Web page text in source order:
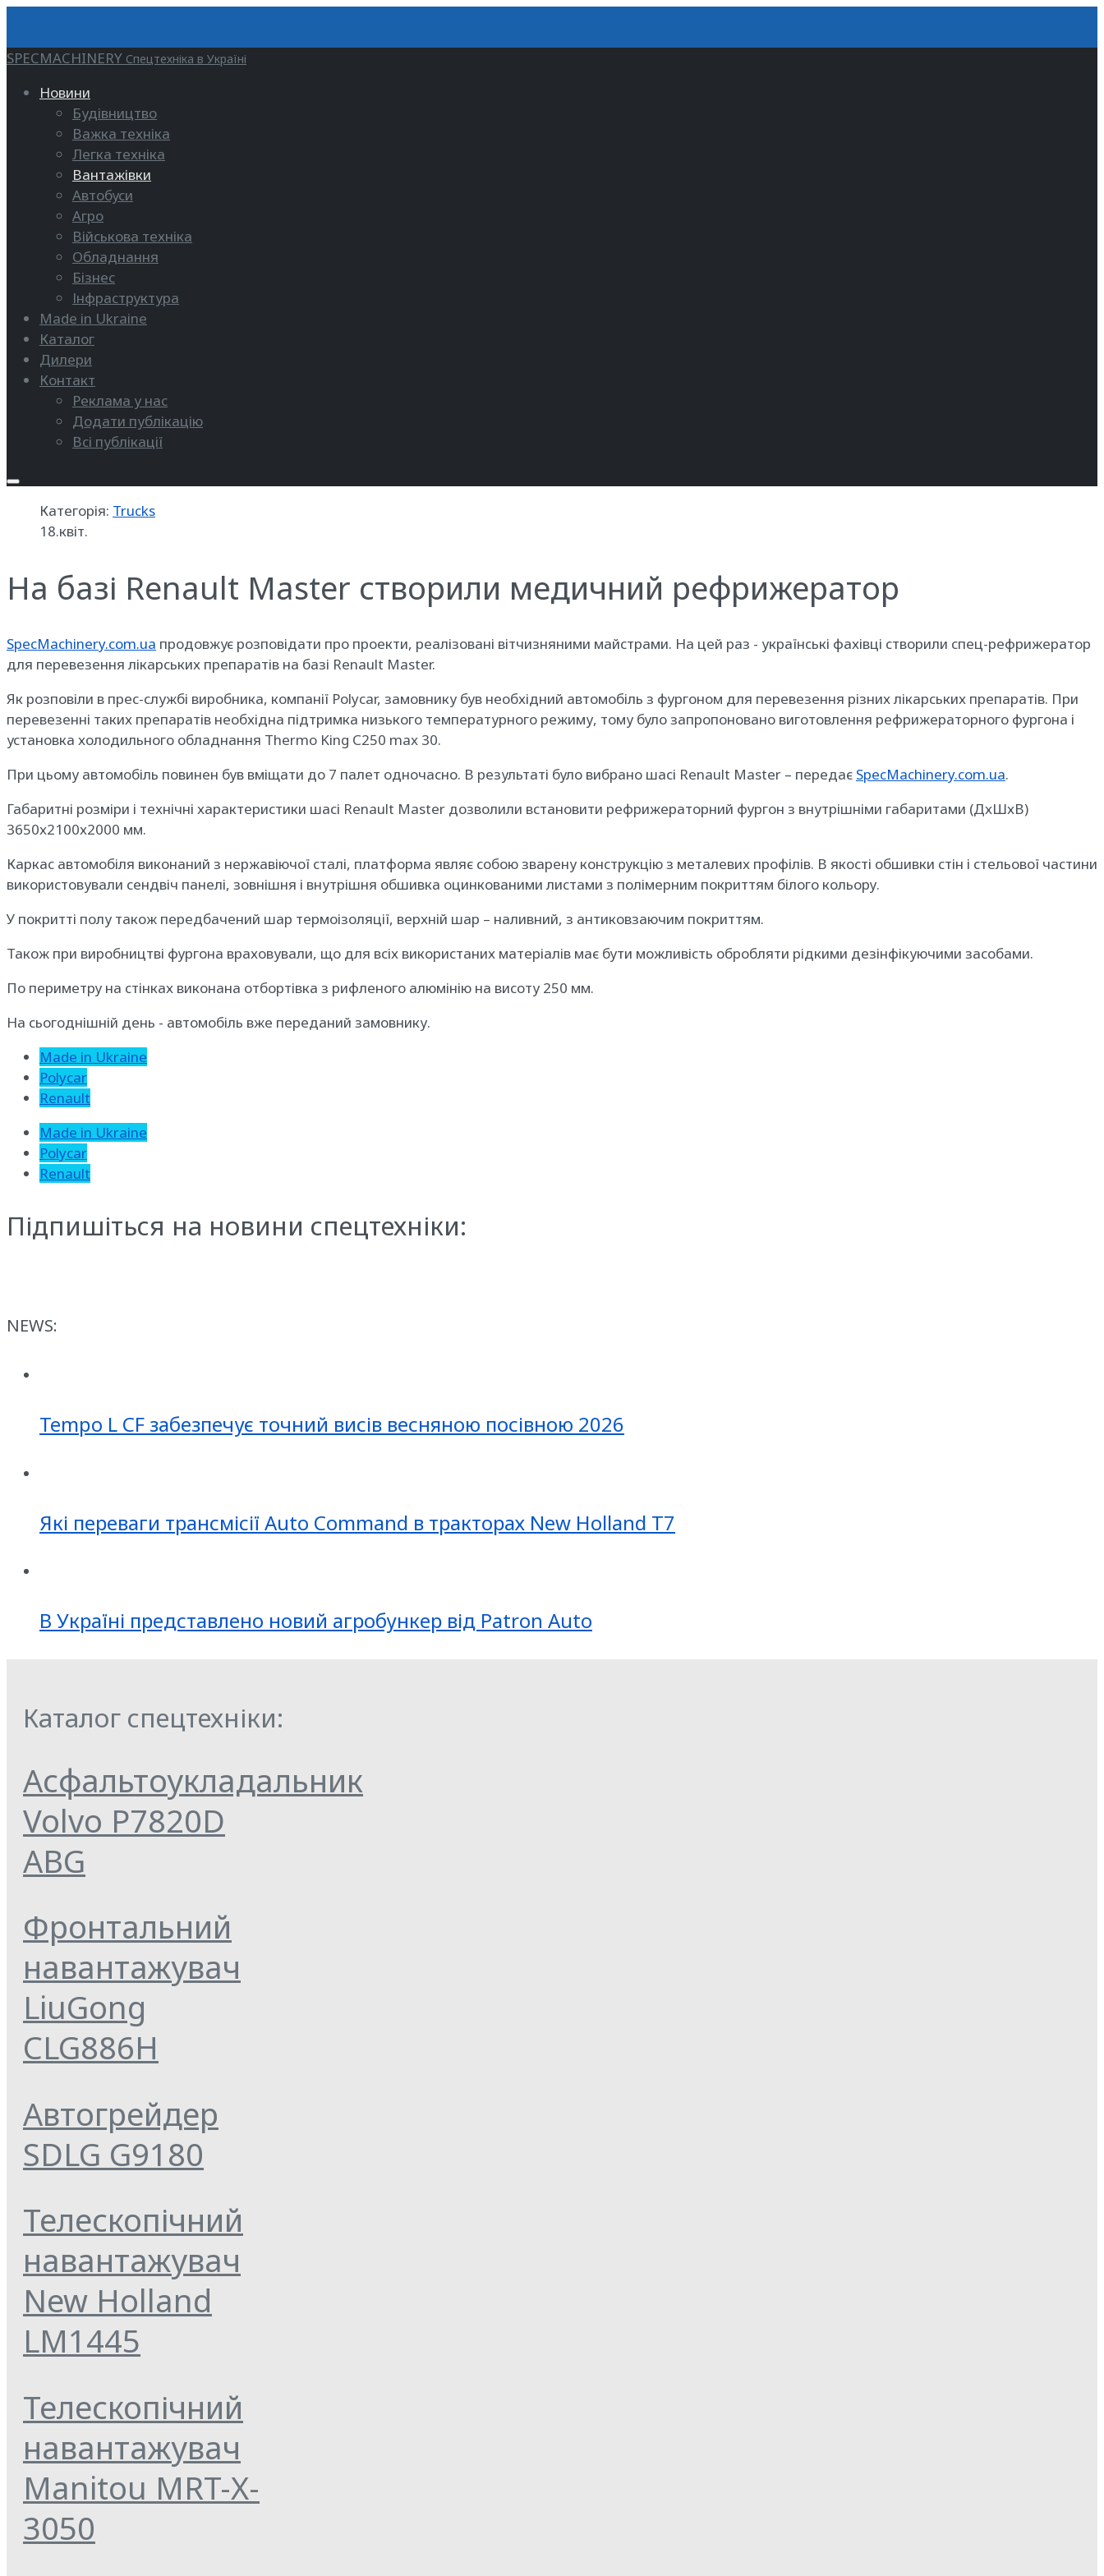
SPECMACHINERY Спецтехніка в Україні
Новини
Будівництво
Важка техніка
Легка техніка
Вантажівки
Автобуси
Агро
Військова техніка
Обладнання
Бізнес
Інфраструктура
Made in Ukraine
Каталог
Дилери
Контакт
Реклама у нас
Додати публікацію
Всі публікації
Категорія: Trucks
18.квіт.
На базі Renault Master створили медичний рефрижератор
SpecMachinery.com.ua продовжує розповідати про проекти, реалізовані вітчизняними майстрами. На цей раз - українські фахівці створили спец-рефрижератор
для перевезення лікарських препаратів на базі Renault Master.
Як розповіли в прес-службі виробника, компанії Polycar, замовнику був необхідний автомобіль з фургоном для перевезення різних лікарських препаратів. При
перевезенні таких препаратів необхідна підтримка низького температурного режиму, тому було запропоновано виготовлення рефрижераторного фургона і
установка холодильного обладнання Thermo King С250 max 30.
При цьому автомобіль повинен був вміщати до 7 палет одночасно. В результаті було вибрано шасі Renault Master – передає SpecMachinery.com.ua.
Габаритні розміри і технічні характеристики шасі Renault Master дозволили встановити рефрижераторний фургон з внутрішніми габаритами (ДхШхВ)
3650х2100х2000 мм.
Каркас автомобіля виконаний з нержавіючої сталі, платформа являє собою зварену конструкцію з металевих профілів. В якості обшивки стін і стельової частини
використовували сендвіч панелі, зовнішня і внутрішня обшивка оцинкованими листами з полімерним покриттям білого кольору.
У покритті полу також передбачений шар термоізоляції, верхній шар – наливний, з антиковзаючим покриттям.
Також при виробництві фургона враховували, що для всіх використаних матеріалів має бути можливість обробляти рідкими дезінфікуючими засобами.
По периметру на стінках виконана отбортівка з рифленого алюмінію на висоту 250 мм.
На сьогоднішній день - автомобіль вже переданий замовнику.
Made in Ukraine
Polycar
Renault
Made in Ukraine
Polycar
Renault
Підпишіться на новини спецтехніки:
NEWS:
Tempo L CF забезпечує точний висів весняною посівною 2026
Які переваги трансмісії Auto Command в тракторах New Holland T7
В Україні представлено новий агробункер від Patron Auto
Каталог спецтехніки:
Асфальтоукладальник
Volvo P7820D
ABG
Фронтальний
навантажувач
LiuGong
CLG886H
Автогрейдер
SDLG G9180
Телескопічний
навантажувач
New Holland
LM1445
Телескопічний
навантажувач
Manitou MRT-X-
3050